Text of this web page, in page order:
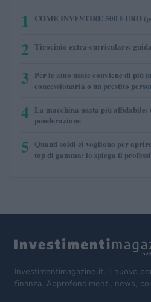
1 COME INVESTIRE 500 EURO
2 Tirocinio extra-curriculare:
3 Per le auto usate conviene di più
concessionaria o un prestito
4 La macchina usata più affidabile:
ponderazione
5 Quanti soldi ci vogliono per
top di gamma: lo spiega il
Investimentimagazine.it, il nuovo
finanza. Approfondimenti, news,